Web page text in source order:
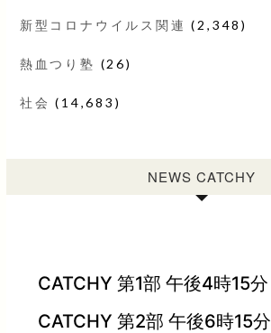
新型コロナウイルス関連 (2,348)
熱血つり塾 (26)
社会 (14,683)
NEWS CATCHY
CATCHY 第1部 午後4時15分
CATCHY 第2部 午後6時15分